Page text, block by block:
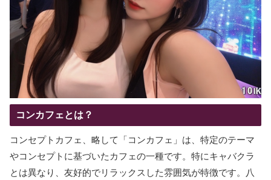
コンカフェとは？
コンセプトカフェ、略して「コンカフェ」は、特定のテーマ
やコンセプトに基づいたカフェの一種です。特にキャバクラ
とは異なり、友好的でリラックスした雰囲気が特徴です。八